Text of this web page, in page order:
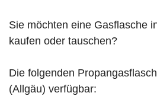
Sie möchten eine Gasflasche
kaufen oder tauschen?
Die folgenden
(Allgäu) verfügbar: